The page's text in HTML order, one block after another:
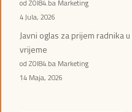
od ZOI84.ba Marketing
4 Jula, 2026
Javni oglas za prijem radnika
vrijeme
od ZOI84.ba Marketing
14 Maja, 2026